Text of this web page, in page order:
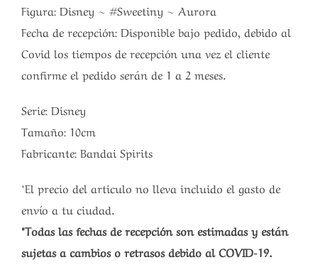
Figura: Disney ~ #Sweetiny ~ Aurora
Fecha de recepción: Disponible bajo pedido, debido al
Covid los tiempos de recepción una vez el cliente
confirme el pedido serán de 1 a 2 meses.
Serie: Disney
Tamaño: 10cm
Fabricante: Bandai Spirits
*El precio del articulo no lleva incluido el gasto de
envío a tu ciudad.
*Todas las fechas de recepción son estimadas y están
sujetas a cambios o retrasos debido al COVID-19.